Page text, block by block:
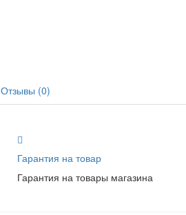
Отзывы (0)
Гарантия на товар
Гарантия на товары магазина